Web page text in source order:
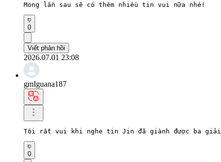
Mong lần sau sẽ có thêm nhiều tin vui nữa nhé!
0
Viết phản hồi
2026.07.01 23:08
gmIguana187
Tôi rất vui khi nghe tin Jin đã giành được ba
0